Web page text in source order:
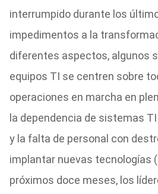
interrumpido durante los
impedimentos a la
diferentes aspectos, algunos
equipos TI se centren sobre
operaciones en marcha en
la dependencia de sistemas
y la falta de personal con
implantar nuevas tecnologías
próximos doce meses, los